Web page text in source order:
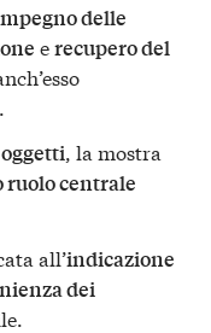
delle
erecupero del
, la mostra
ruolo centrale
all’indicazione
dei